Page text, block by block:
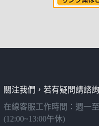
關注我們，若有疑問請諮
在線客服工作時間：週一
(12:00~13:00午休)